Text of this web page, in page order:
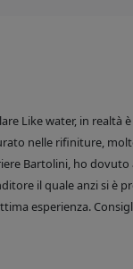
Like water, in realtà
nelle rifiniture,
Bartolini, ho
il quale anzi si è
esperienza.